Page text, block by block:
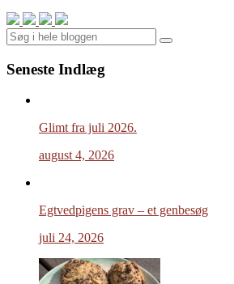
Search
Seneste Indlæg
Glimt fra juli 2026.
august 4, 2026
Egtvedpigens grav – et genbesøg
juli 24, 2026